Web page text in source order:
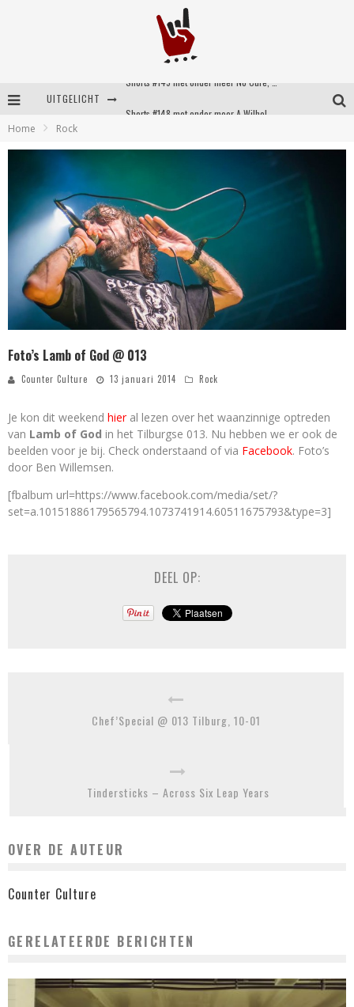
UITGELICHT
Home Rock
Foto’s Lamb of God @ 013
Counter Culture 13 januari 2014 Rock
Je kon dit weekend hieral lezen over het waanzinnige optreden
van Lamb of God in het Tilburgse 013. Nu hebben we er ook de
beelden voor je bij. Check onderstaand of via Facebook. Foto’s
door Ben Willemsen.
[fbalbum url=https://www.facebook.com/media/set/?
set=a.10151886179565794.1073741914.60511675793&type=3]
DEEL OP:
Chef’Special @ 013 Tilburg, 10-01
Tindersticks – Across Six Leap Years
OVER DE AUTEUR
Counter Culture
GERELATEERDE BERICHTEN